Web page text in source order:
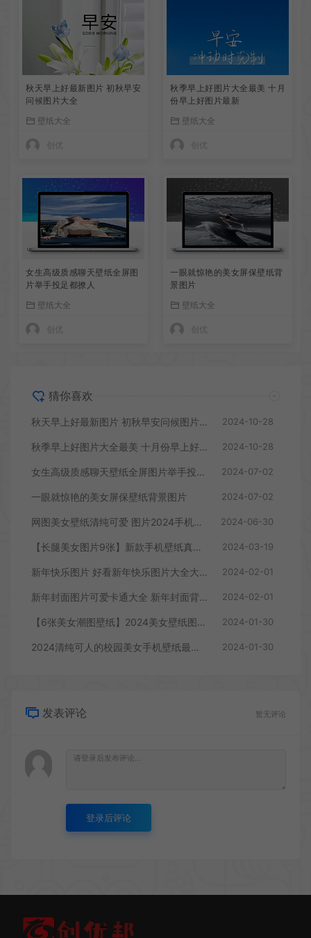
秋天早上好最新图片 初秋早安
问候图片大全
壁纸大全
秋季早上好图片大全最美 十月
份早上好图片最新
壁纸大全
女生高级质感聊天壁纸全屏图
片举手投足都撩人
壁纸大全
一眼就惊艳的美女屏保壁纸背
景图片
壁纸大全
猜你喜欢
秋天早上好最新图片 初秋早安问候图片大全 2024-10-28
秋季早上好图片大全最美 十月份早上好图片最新 2024-10-28
女生高级质感聊天壁纸全屏图片举手投足都撩人 2024-07-02
一眼就惊艳的美女屏保壁纸背景图片 2024-07-02
网图美女壁纸清纯可爱 图片2024手机壁纸女生专用 2024-06-30
【长腿美女图片9张】新款手机壁纸真人美女版 2024-03-19
新年快乐图片 好看新年快乐图片大全大图 2024-02-01
新年封面图片可爱卡通大全 新年封面背景图片手机壁纸 2024-02-01
【6张美女潮图壁纸】2024美女壁纸图片高清真人版 2024-01-30
2024清纯可人的校园美女手机壁纸最新款图片 2024-01-30
发表评论 暂无评论
登录后评论